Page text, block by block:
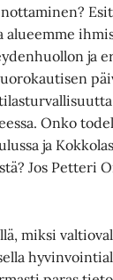
ja
Onko
ja
Jos Petteri
miksi